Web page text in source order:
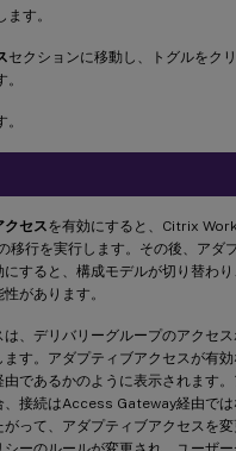
ます。
セクションに移動し、トグルをク
クセスを有効にすると、Citrix
移行を実行します。その後、アダ
すると、構成モデルが切り替わ
があります。
、デリバリーグループのアクセ
す。アダプティブアクセスが有
であるかのように表示されます
、接続はAccess Gateway経由では
って、アダプティブアクセスを